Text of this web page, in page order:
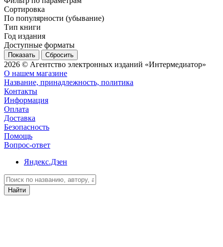
Сортировка
По популярности (убывание)
Тип книги
Год издания
Доступные форматы
Сбросить
2026 © Агентство электронных изданий «Интермедиатор»
О нашем магазине
Название, принадлежность, политика
Контакты
Информация
Оплата
Доставка
Безопасность
Помощь
Вопрос-ответ
Яндекс.Дзен
Найти